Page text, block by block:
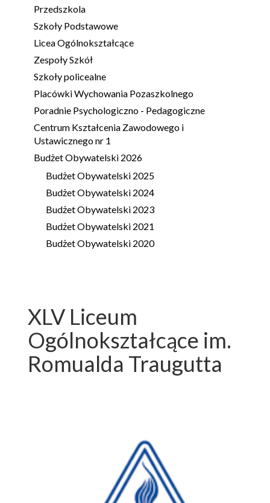
Przedszkola
Szkoły Podstawowe
Licea Ogólnokształcące
Zespoły Szkół
Szkoły policealne
Placówki Wychowania Pozaszkolnego
Poradnie Psychologiczno - Pedagogiczne
Centrum Kształcenia Zawodowego i
Ustawicznego nr 1
Budżet Obywatelski 2026
Budżet Obywatelski 2025
Budżet Obywatelski 2024
Budżet Obywatelski 2023
Budżet Obywatelski 2021
Budżet Obywatelski 2020
XLV Liceum
Ogólnokształcące im.
Romualda Traugutta